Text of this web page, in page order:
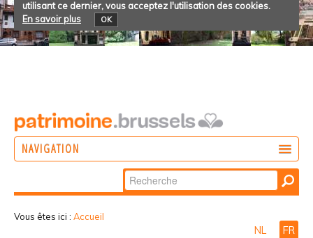
utilisant ce dernier, vous acceptez l'utilisation des cookies.
En savoir plus
OK
NAVIGATION
Chercher par
Recherche
Vous êtes ici : Accueil
NL FR